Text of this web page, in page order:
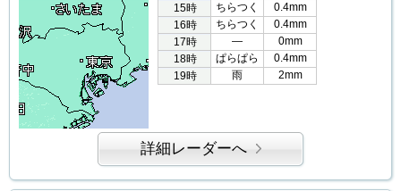
15時 ちらつく
0.4mm
16時
ちらつく
0.4mm
17時
―
0mm
18時
ぱらぱら
0.4mm
19時
雨 2mm
詳細レーダーへ